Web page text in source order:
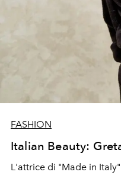
FASHION
Italian Beauty:
L'attrice di "Made in